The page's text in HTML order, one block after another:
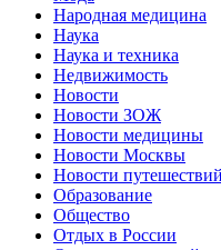
Народная медицина
Наука
Наука и техника
Недвижимость
Новости
Новости ЗОЖ
Новости медицины
Новости Москвы
Новости путешествий
Образование
Общество
Отдых в России